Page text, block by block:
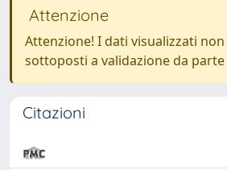
Attenzione
Attenzione! I dati visualizzati
sottoposti a validazione da
Citazioni